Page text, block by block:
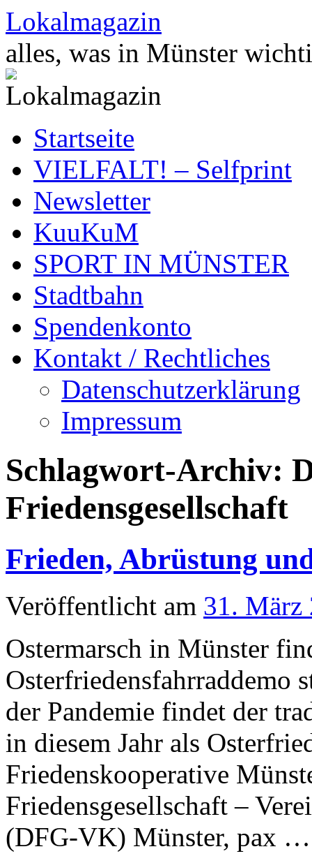
Zum
Inhalt
springen
Lokalmagazin
alles, was in Münster
Startseite
VIELFALT! – Selfprint
Newsletter
KuuKuM
SPORT IN MÜNSTER
Stadtbahn
Spendenkonto
Kontakt / Rechtliches
Datenschutzerklärung
Impressum
Schlagwort-Archiv:
Friedensgesellschaft
Frieden, Abrüstung
Veröffentlicht am 31. März
Ostermarsch in Münster
Osterfriedensfahrraddemo
der Pandemie findet der
in diesem Jahr als
Friedenskooperative
Friedensgesellschaft –
(DFG-VK) Münster, pax